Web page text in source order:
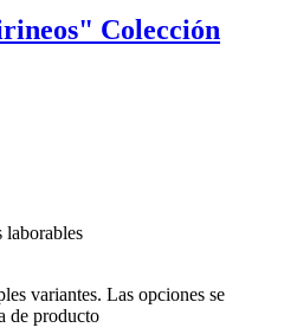
Colección
laborables
variantes. Las opciones se
de producto